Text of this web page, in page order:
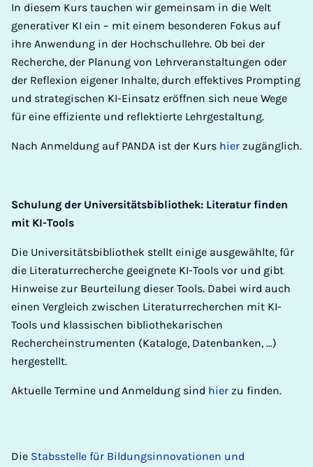
In diesem Kurs tauchen wir gemeinsam in die Welt
generativer KI ein – mit einem besonderen Fokus auf
ihre Anwendung in der Hochschullehre. Ob bei der
Recherche, der Planung von Lehrveranstaltungen oder
der Reflexion eigener Inhalte, durch effektives Prompting
und strategischen KI-Einsatz eröffnen sich neue Wege
für eine effiziente und reflektierte Lehrgestaltung.
Nach Anmeldung auf PANDA ist der Kurs hier zugänglich.
Schulung der Universitätsbibliothek: Literatur finden
mit KI-Tools
Die Universitätsbibliothek stellt einige ausgewählte, für
die Literaturrecherche geeignete KI-Tools vor und gibt
Hinweise zur Beurteilung dieser Tools. Dabei wird auch
einen Vergleich zwischen Literaturrecherchen mit KI-
Tools und klassischen bibliothekarischen
Rechercheinstrumenten (Kataloge, Datenbanken, …)
hergestellt.
Aktuelle Termine und Anmeldung sind hier zu finden.
Die Stabsstelle für Bildungsinnovationen und